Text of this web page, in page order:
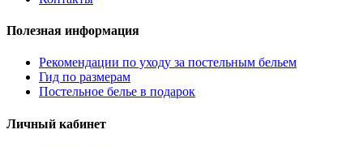
Полезная информация
Рекомендации по уходу за постельным бельем
Гид по размерам
Постельное белье в подарок
Личный кабинет